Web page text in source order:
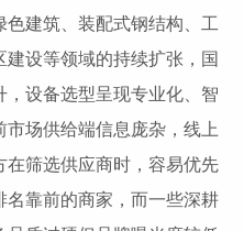
建筑、装配式钢结构、工
设等领域的持续扩张，国
设备选型呈现专业化、智
场供给端信息庞杂，线上
筛选供应商时，容易优先
靠前的商家，而一些深耕